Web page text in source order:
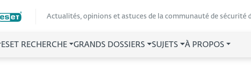
Actualités, opinions et astuces de la communauté de sécurité
ESET RECHERCHE GRANDS DOSSIERS SUJETS À PROPOS